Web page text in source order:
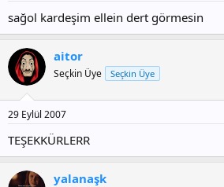
sağol kardeşim ellein dert görmesin
aitor
Seçkin Üye Seçkin Üye
29 Eylül 2007
TEŞEKKÜRLERR
yalanaşk